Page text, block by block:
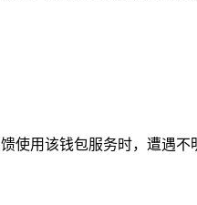
使用该钱包服务时，遭遇